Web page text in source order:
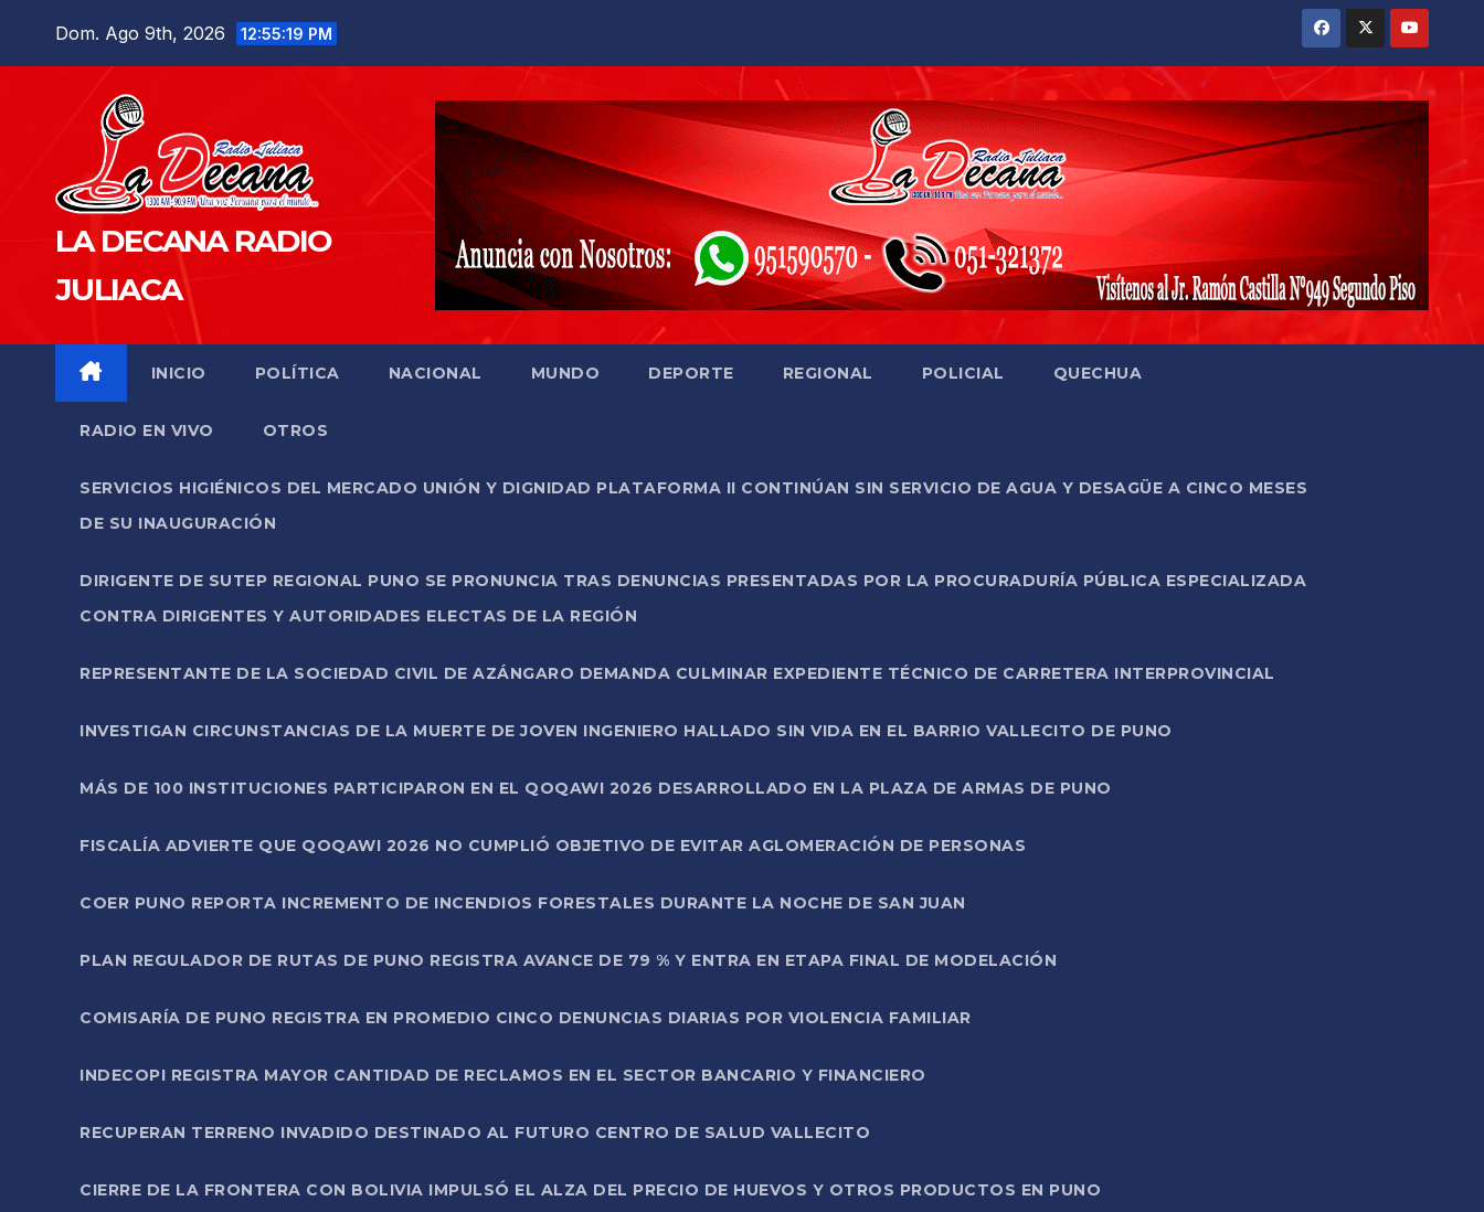
Dom. Ago 9th, 2026 12:55:20 PM
LA DECANA RADIO
JULIACA
INICIO POLÍTICA NACIONAL MUNDO DEPORTE REGIONAL POLICIAL QUECHUA
RADIO EN VIVO OTROS
SERVICIOS HIGIÉNICOS DEL MERCADO UNIÓN Y DIGNIDAD PLATAFORMA II CONTINÚAN SIN SERVICIO DE AGUA Y DESAGÜE A CINCO MESES
DE SU INAUGURACIÓN
DIRIGENTE DE SUTEP REGIONAL PUNO SE PRONUNCIA TRAS DENUNCIAS PRESENTADAS POR LA PROCURADURÍA PÚBLICA ESPECIALIZADA
CONTRA DIRIGENTES Y AUTORIDADES ELECTAS DE LA REGIÓN
REPRESENTANTE DE LA SOCIEDAD CIVIL DE AZÁNGARO DEMANDA CULMINAR EXPEDIENTE TÉCNICO DE CARRETERA INTERPROVINCIAL
INVESTIGAN CIRCUNSTANCIAS DE LA MUERTE DE JOVEN INGENIERO HALLADO SIN VIDA EN EL BARRIO VALLECITO DE PUNO
MÁS DE 100 INSTITUCIONES PARTICIPARON EN EL QOQAWI 2026 DESARROLLADO EN LA PLAZA DE ARMAS DE PUNO
FISCALÍA ADVIERTE QUE QOQAWI 2026 NO CUMPLIÓ OBJETIVO DE EVITAR AGLOMERACIÓN DE PERSONAS
COER PUNO REPORTA INCREMENTO DE INCENDIOS FORESTALES DURANTE LA NOCHE DE SAN JUAN
PLAN REGULADOR DE RUTAS DE PUNO REGISTRA AVANCE DE 79 % Y ENTRA EN ETAPA FINAL DE MODELACIÓN
COMISARÍA DE PUNO REGISTRA EN PROMEDIO CINCO DENUNCIAS DIARIAS POR VIOLENCIA FAMILIAR
INDECOPI REGISTRA MAYOR CANTIDAD DE RECLAMOS EN EL SECTOR BANCARIO Y FINANCIERO
RECUPERAN TERRENO INVADIDO DESTINADO AL FUTURO CENTRO DE SALUD VALLECITO
CIERRE DE LA FRONTERA CON BOLIVIA IMPULSÓ EL ALZA DEL PRECIO DE HUEVOS Y OTROS PRODUCTOS EN PUNO